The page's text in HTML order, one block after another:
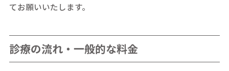
てお願いいたします。
診療の流れ・一般的な料金